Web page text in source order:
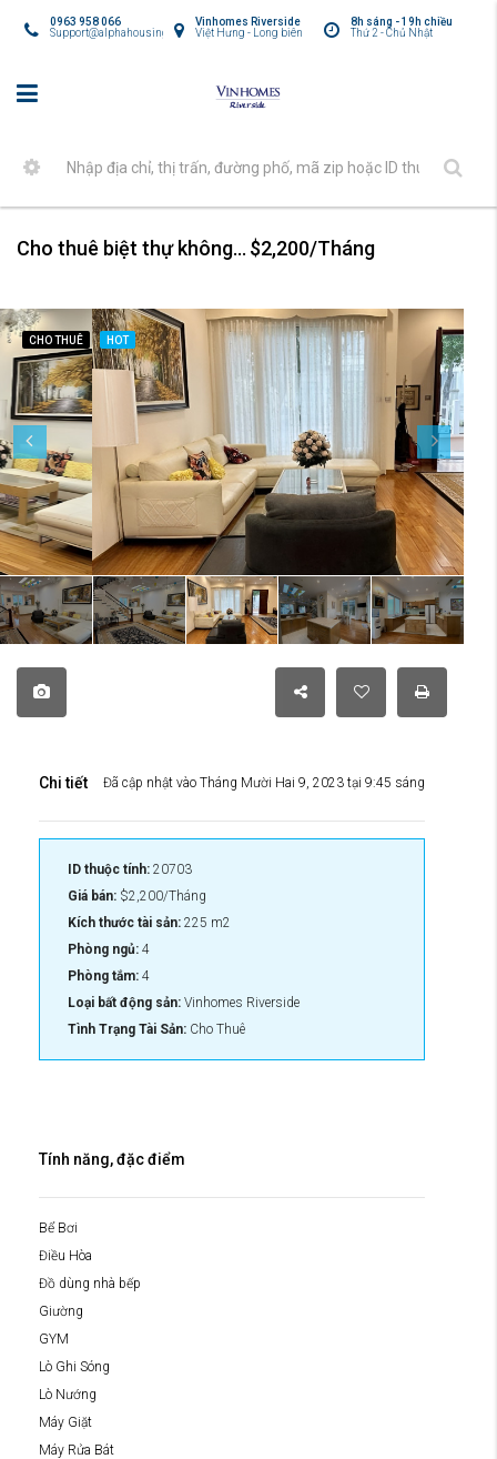
8h sáng - 19h chiều
Thứ 2 - Chủ Nhật
Vinhomes Riverside
Việt Hưng - Long biên
0963 958 066
Support@alphahousing.vn
Cho thuê biệt thự không gian ấm cúng và nội thất sang trọng tại Vinhome Riverside $2,200/Tháng
CHO THUÊ HOT
Chi tiết Đã cập nhật vào Tháng Mười Hai 9, 2023 tại 9:45 sáng
ID thuộc tính: 20703
Giá bán: $2,200/Tháng
Kích thước tài sản: 225 m2
Phòng ngủ: 4
Phòng tắm: 4
Loại bất động sản: Vinhomes Riverside
Tình Trạng Tài Sản: Cho Thuê
Tính năng, đặc điểm
Bể Bơi
Điều Hòa
Đồ dùng nhà bếp
Giường
GYM
Lò Ghi Sóng
Lò Nướng
Máy Giặt
Máy Rửa Bát